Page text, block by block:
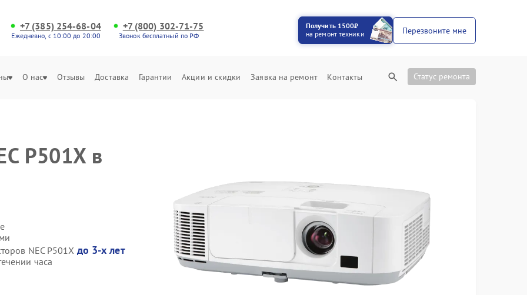
+7 (385) 254-68-04
Ежедневно, с 10:00 до 20:00
+7 (800) 302-71-75
Звонок бесплатный по РФ
Получить 1500₽
на ремонт техники
Перезвоните мне
О нас Отзывы Доставка Гарантии Акции и скидки Заявка на ремонт Контакты Статус ремонта
P501X в
NEC P501X до 3-х лет
часа